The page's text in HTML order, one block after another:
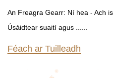
An Freagra Gearr: Ní hea - Ach
Úsáidtear suaití agus ......
Féach ar Tuilleadh